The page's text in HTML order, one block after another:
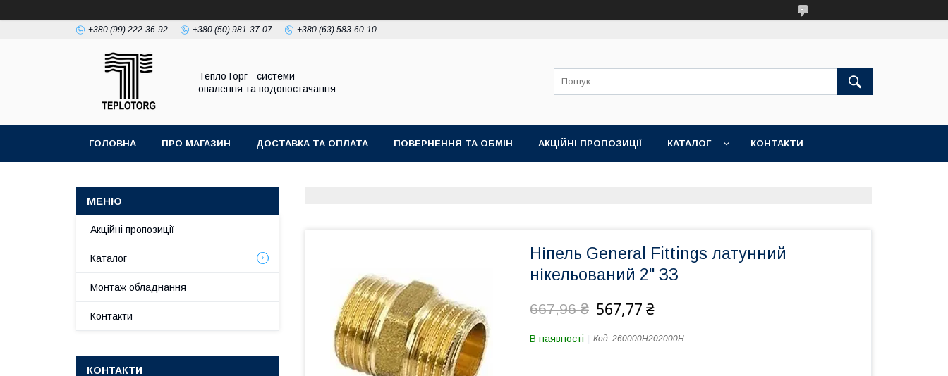
+380 (99) 222-36-92 +380 (50) 981-37-07 +380 (63) 583-60-10
ТеплоТорг - системи
опалення та водопостачання
ГОЛОВНА ПРО МАГАЗИН ДОСТАВКА ТА ОПЛАТА ПОВЕРНЕННЯ ТА ОБМІН АКЦІЙНІ ПРОПОЗИЦІЇ КАТАЛОГ КОНТАКТИ
Ніпель General Fittings латунний
нікельований 2" ЗЗ
667,96 ₴ 567,77 ₴
В наявності Код: 260000H202000H
Акційні пропозиції
Каталог
Монтаж обладнання
Контакти
КОНТАКТИ